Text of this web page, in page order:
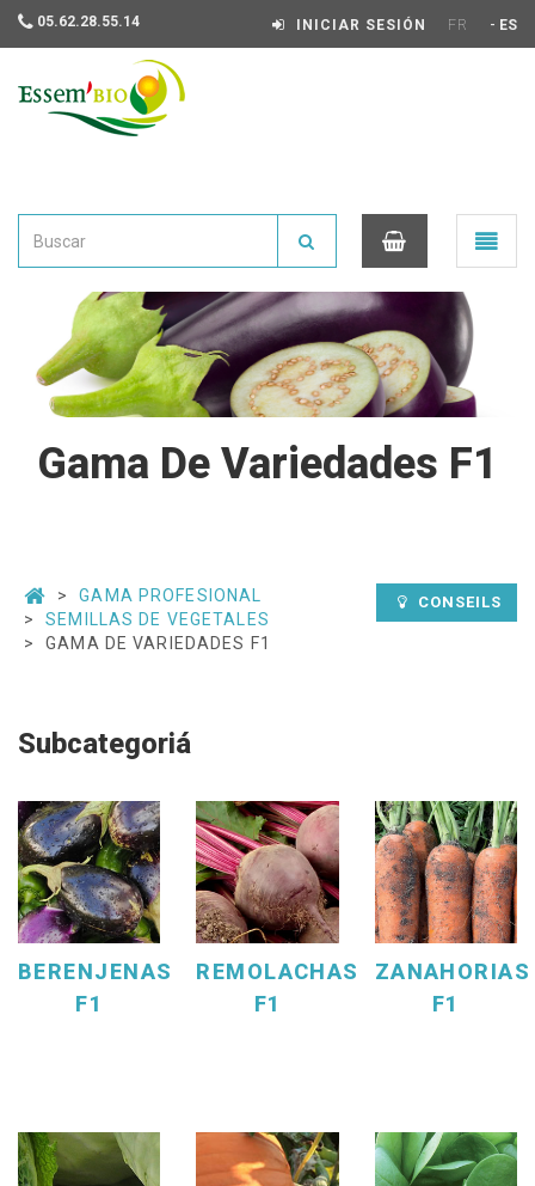
05.62.28.55.14 INICIAR SESIÓN FR - ES
0
Ouvrir
le
Gama De Variedades F1
CONSEILS
GAMA PROFESIONAL
SEMILLAS DE VEGETALES
GAMA DE VARIEDADES F1
Subcategoriá
BERENJENAS
F1
REMOLACHAS
F1
ZANAHORIAS
F1